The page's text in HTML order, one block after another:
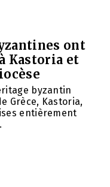
ont
Kastoria et
byzantin
Grèce, Kastoria,
entièrement